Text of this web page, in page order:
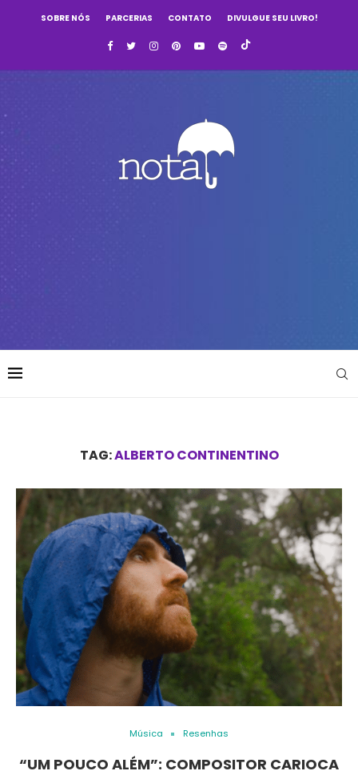
SOBRE NÓS PARCERIAS CONTATO DIVULGUE SEU LIVRO!
TAG:ALBERTO CONTINENTINO
Música Resenhas
“UM POUCO ALÉM”: COMPOSITOR CARIOCA